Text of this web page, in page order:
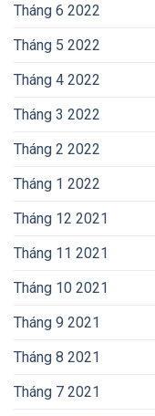
Tháng 6 2022
Tháng 5 2022
Tháng 4 2022
Tháng 3 2022
Tháng 2 2022
Tháng 1 2022
Tháng 12 2021
Tháng 11 2021
Tháng 10 2021
Tháng 9 2021
Tháng 8 2021
Tháng 7 2021